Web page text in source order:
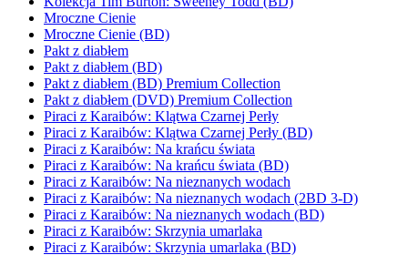
Mroczne Cienie
Mroczne Cienie (BD)
Pakt z diabłem
Pakt z diabłem (BD)
Pakt z diabłem (BD) Premium Collection
Pakt z diabłem (DVD) Premium Collection
Piraci z Karaibów: Klątwa Czarnej Perły
Piraci z Karaibów: Klątwa Czarnej Perły (BD)
Piraci z Karaibów: Na krańcu świata
Piraci z Karaibów: Na krańcu świata (BD)
Piraci z Karaibów: Na nieznanych wodach
Piraci z Karaibów: Na nieznanych wodach (2BD 3-D)
Piraci z Karaibów: Na nieznanych wodach (BD)
Piraci z Karaibów: Skrzynia umarlaka
Piraci z Karaibów: Skrzynia umarlaka (BD)